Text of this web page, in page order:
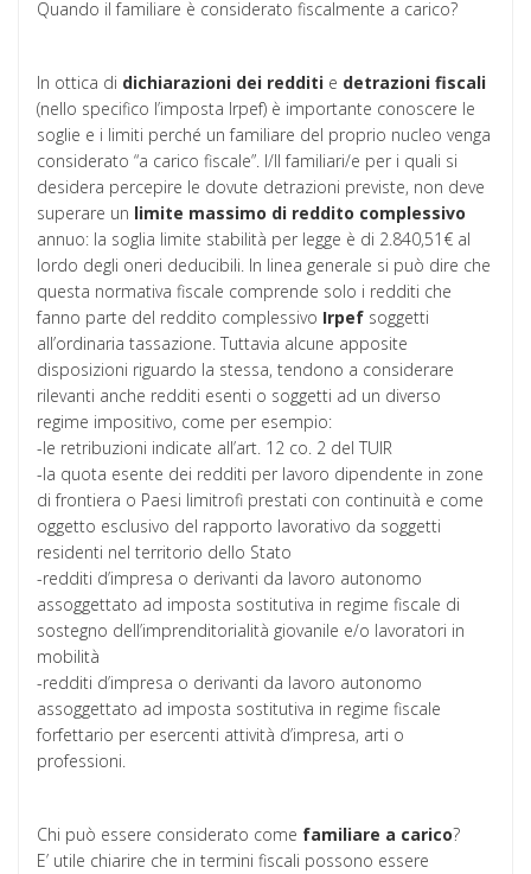
Quando il familiare è considerato fiscalmente a carico?
In ottica di dichiarazioni dei redditi e detrazioni fiscali
(nello specifico l’imposta Irpef) è importante conoscere le
soglie e i limiti perché un familiare del proprio nucleo venga
considerato “a carico fiscale”. I/Il familiari/e per i quali si
desidera percepire le dovute detrazioni previste, non deve
superare un limite massimo di reddito complessivo
annuo: la soglia limite stabilità per legge è di 2.840,51€ al
lordo degli oneri deducibili. In linea generale si può dire che
questa normativa fiscale comprende solo i redditi che
fanno parte del reddito complessivo Irpef soggetti
all’ordinaria tassazione. Tuttavia alcune apposite
disposizioni riguardo la stessa, tendono a considerare
rilevanti anche redditi esenti o soggetti ad un diverso
regime impositivo, come per esempio:
-le retribuzioni indicate all’art. 12 co. 2 del TUIR
-la quota esente dei redditi per lavoro dipendente in zone
di frontiera o Paesi limitrofi prestati con continuità e come
oggetto esclusivo del rapporto lavorativo da soggetti
residenti nel territorio dello Stato
-redditi d’impresa o derivanti da lavoro autonomo
assoggettato ad imposta sostitutiva in regime fiscale di
sostegno dell’imprenditorialità giovanile e/o lavoratori in
mobilità
-redditi d’impresa o derivanti da lavoro autonomo
assoggettato ad imposta sostitutiva in regime fiscale
forfettario per esercenti attività d’impresa, arti o
professioni.
Chi può essere considerato come familiare a carico?
E’ utile chiarire che in termini fiscali possono essere